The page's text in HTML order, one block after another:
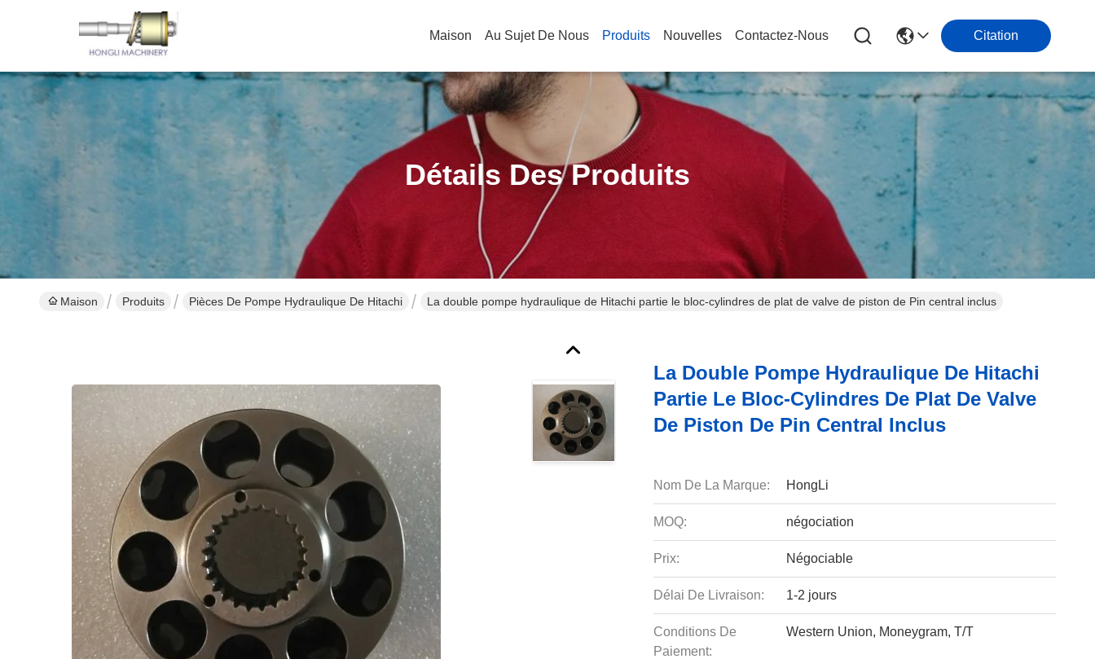
Maison Au Sujet De Nous Produits Nouvelles Contactez-Nous Citation
Détails Des Produits
Maison Produits Pièces De Pompe Hydraulique De Hitachi La double pompe hydraulique de Hitachi partie le bloc-cylindres de plat de valve de piston de Pin central inclus
La Double Pompe Hydraulique De Hitachi
Partie Le Bloc-Cylindres De Plat De Valve
De Piston De Pin Central Inclus
Nom De La Marque: HongLi
MOQ: négociation
Prix: Négociable
Délai De Livraison: 1-2 jours
Conditions De
Paiement:
Western Union, Moneygram, T/T